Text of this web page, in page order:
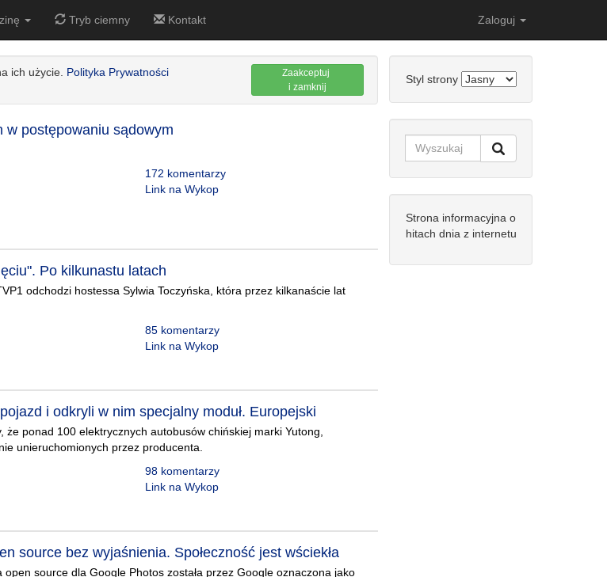
Tryb ciemny Kontakt Zaloguj
ich użycie. Polityka Prywatności
Zaakceptuj
i zamknij
w postępowaniu sądowym
172 komentarzy
Link na Wykop
Po kilkunastu latach
odchodzi hostessa Sylwia Toczyńska, która przez kilkanaście lat
85 komentarzy
Link na Wykop
i odkryli w nim specjalny moduł. Europejski
że ponad 100 elektrycznych autobusów chińskiej marki Yutong,
unieruchomionych przez producenta.
98 komentarzy
Link na Wykop
source bez wyjaśnienia. Społeczność jest wściekła
source dla Google Photos została przez Google oznaczona jako
Styl strony
Strona informacyjna o
hitach dnia z internetu